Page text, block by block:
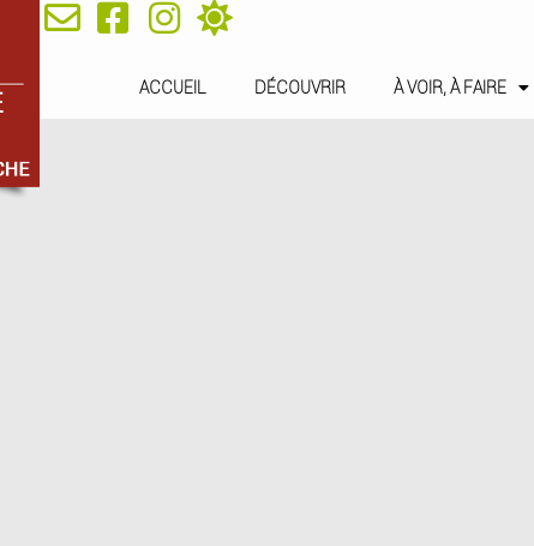
ACCUEIL DÉCOUVRIR À VOIR, À FAIRE